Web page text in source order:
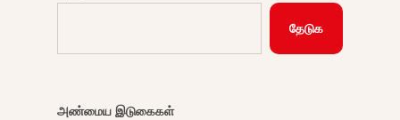
தேடுக
அண்மைய இடுகைகள்